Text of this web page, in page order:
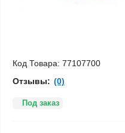
Код Товара: 77107700
Отзывы: (0)
Под заказ